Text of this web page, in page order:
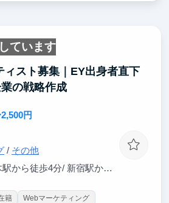
ています
ィスト募集｜EY出身者直下
の戦略作成
円
/ その他
ら徒歩4分/ 新宿駅から徒歩10分
籍
Webマーケティング